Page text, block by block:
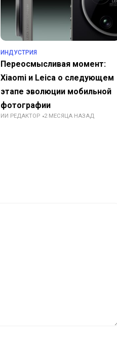
ИНДУСТРИЯ
Переосмысливая момент:
Xiaomi и Leica о следующем
этапе эволюции мобильной
фотографии
ИИ РЕДАКТОР 2 МЕСЯЦА НАЗАД